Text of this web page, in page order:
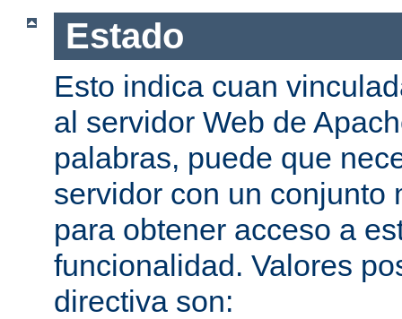
Estado
Esto indica cuan
al servidor Web de
palabras, puede que
servidor con un conjunto
para obtener acceso a
funcionalidad. Valores
directiva son: